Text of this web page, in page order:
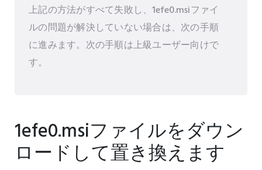
上記の方法がすべて失敗し、1efe0.msiファイ
ルの問題が解決していない場合は、次の手順
に進みます。次の手順は上級ユーザー向けで
す。
1efe0.msiファイルをダウン
ロードして置き換えます